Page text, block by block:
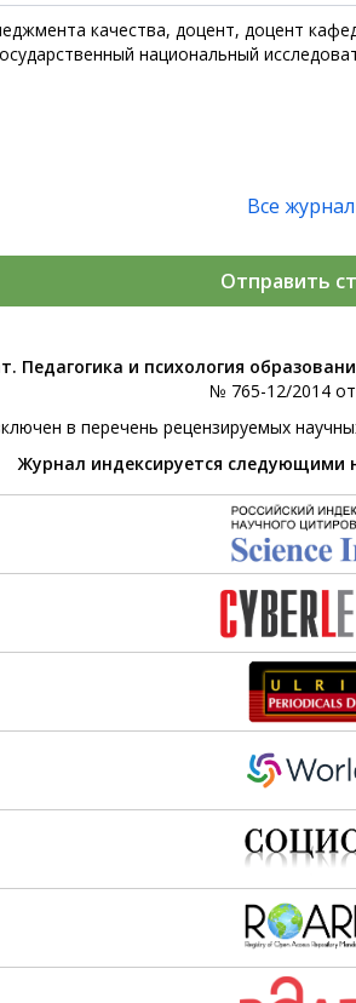
качества, доцент, доцент
национальный
Все
Отправить
Педагогика и психология
№ 765-12/2014
в перечень рецензируемых
Журнал индексируется